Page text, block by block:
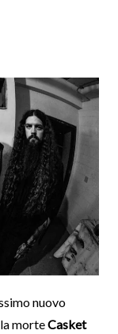
nuovo
morteCasket